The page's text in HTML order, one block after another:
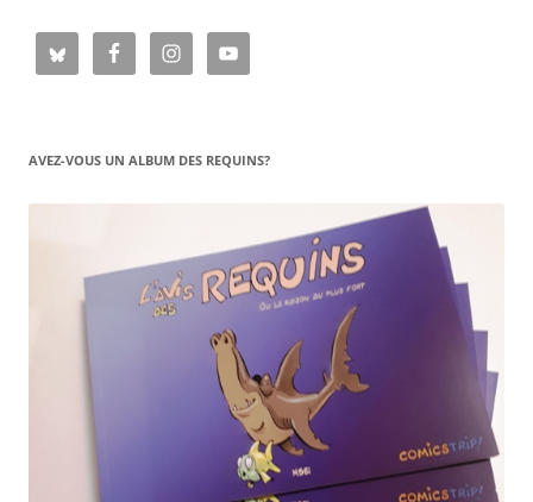
AVEZ-VOUS UN ALBUM DES REQUINS?